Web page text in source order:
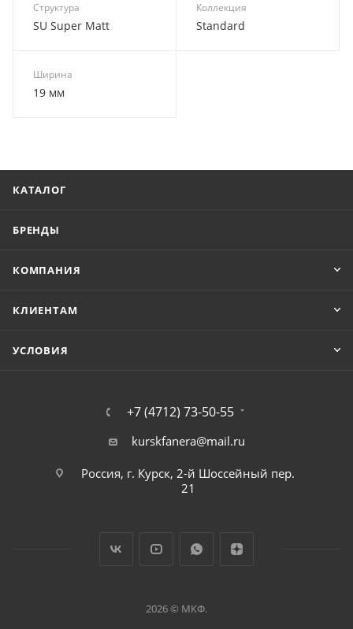
Структура
SU Super Matt
Коллекция
Standard
Ширина
19 мм
КАТАЛОГ
БРЕНДЫ
КОМПАНИЯ
КЛИЕНТАМ
УСЛОВИЯ
+7 (4712) 73-50-55
kurskfanera@mail.ru
Россия, г. Курск, 2-й Шоссейный пер.
21
2026 © МКФ.